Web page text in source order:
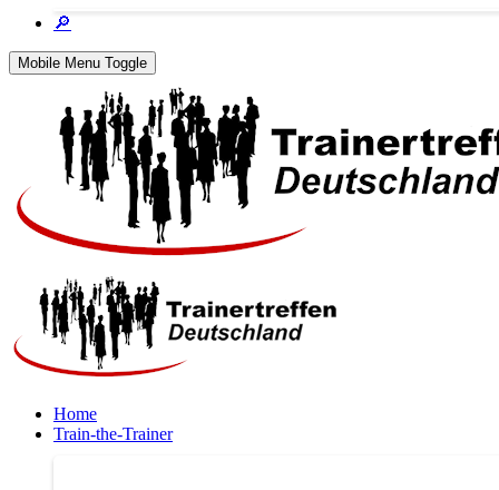
🔎
Mobile Menu Toggle
Home
Train-the-Trainer